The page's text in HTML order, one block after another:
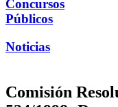
Concursos
Públicos
Noticias
Comisión